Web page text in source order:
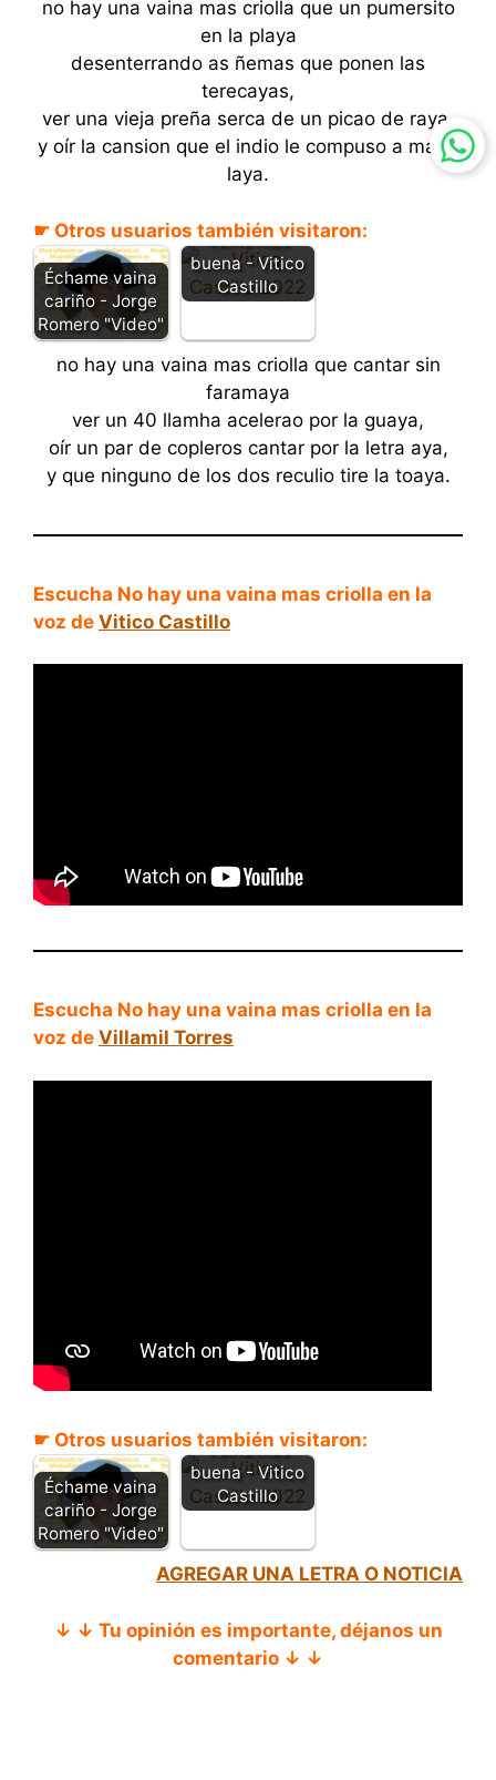
no hay una vaina mas criolla que un pumersito
en la playa
desenterrando as ñemas que ponen las
terecayas,
ver una vieja preña serca de un picao de raya,
y oír la cansion que el indio le compuso a maria
laya.
☛ Otros usuarios también visitaron:
Échame vaina
cariño - Jorge
Romero "Video"
vaina más
buena - Vitico
Castillo
no hay una vaina mas criolla que cantar sin
faramaya
ver un 40 llamha acelerao por la guaya,
oír un par de copleros cantar por la letra aya,
y que ninguno de los dos reculio tire la toaya.
Escucha No hay una vaina mas criolla en la
voz de Vitico Castillo
Escucha No hay una vaina mas criolla en la
voz de Villamil Torres
☛ Otros usuarios también visitaron:
Échame vaina
cariño - Jorge
Romero "Video"
No hay una
vaina más
buena - Vitico
Castillo
AGREGAR UNA LETRA O NOTICIA
↓ ↓ Tu opinión es importante, déjanos un
comentario ↓ ↓